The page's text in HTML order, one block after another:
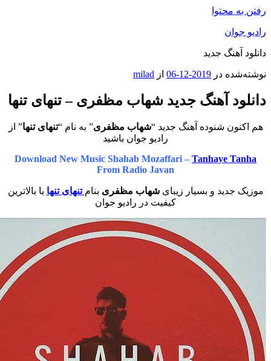
جدید
در 2019-12-06 ازmilad
آهنگ جدید شهاب مظفری – تنهای تنها
شنوده آهنگ جدید “شهاب مظفری” به نام “تنهای تنها” از
رادیو جوان باشید
Download New Music Shahab Mozaffari – Tanhaye
From Radio Javan
و بسیار زیبایشهاب مظفریبنامتنهای تنهابا بالاترین
کیفیت در رادیو جوان